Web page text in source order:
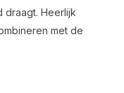
draagt. Heerlijk
met de